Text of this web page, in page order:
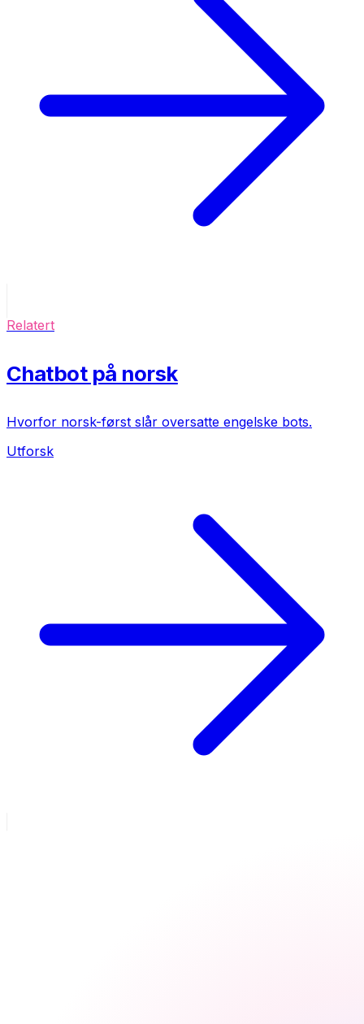
Relatert
Chatbot på norsk
Hvorfor norsk-først slår oversatte engelske bots.
Utforsk